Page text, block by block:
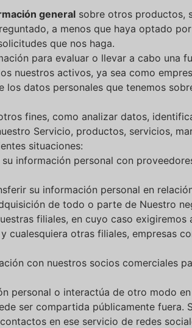
general sobre otros productos,
a menos que haya optado
que nos haga.
para evaluar o llevar a cabo una
nuestros activos, ya sea como
datos personales que tenemos
fines, como analizar datos,
Servicio, productos, servicios,
situaciones:
información personal con
su información personal en
de todo o parte de Nuestro
filiales, en cuyo caso
cualesquiera otras filiales, empresas
con nuestros socios comerciales
personal o interactúa de otro modo
ser compartida públicamente fuera.
en ese servicio de redes